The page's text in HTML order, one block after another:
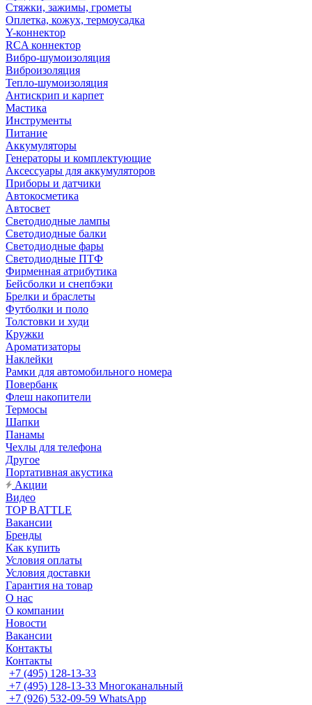
Стяжки, зажимы, грометы
Оплетка, кожух, термоусадка
Y-коннектор
RCA коннектор
Вибро-шумоизоляция
Виброизоляция
Тепло-шумоизоляция
Антискрип и карпет
Мастика
Инструменты
Питание
Аккумуляторы
Генераторы и комплектующие
Аксессуары для аккумуляторов
Приборы и датчики
Автокосметика
Автосвет
Светодиодные лампы
Светодиодные балки
Светодиодные фары
Светодиодные ПТФ
Фирменная атрибутика
Бейсболки и снепбэки
Брелки и браслеты
Футболки и поло
Толстовки и худи
Кружки
Ароматизаторы
Наклейки
Рамки для автомобильного номера
Повербанк
Флеш накопители
Термосы
Шапки
Панамы
Чехлы для телефона
Другое
Портативная акустика
Акции
Видео
TOP BATTLE
Вакансии
Бренды
Как купить
Условия оплаты
Условия доставки
Гарантия на товар
О нас
О компании
Новости
Вакансии
Контакты
Контакты
+7 (495) 128-13-33
+7 (495) 128-13-33 Многоканальный
+7 (926) 532-09-59 WhatsApp